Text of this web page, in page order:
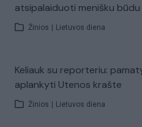
atsipalaiduoti menišku būdu
Žinios Lietuvos diena
Keliauk su reporteriu:
aplankyti Utenos krašte
Žinios Lietuvos diena